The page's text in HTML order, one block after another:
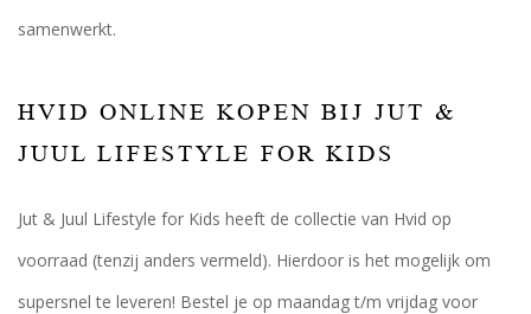
samenwerkt.
HVID ONLINE KOPEN BIJ JUT &
JUUL LIFESTYLE FOR KIDS
Jut & Juul Lifestyle for Kids heeft de collectie van Hvid op
voorraad (tenzij anders vermeld). Hierdoor is het mogelijk om
supersnel te leveren! Bestel je op maandag t/m vrijdag voor